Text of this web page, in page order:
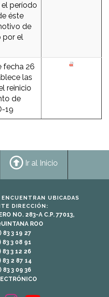
período
éste
de
por el
fecha 26
las
reinicio
de
19
Ir al Inicio
UBICADAS
DIRECCIÓN:
NO. 283-A C.P. 77013,
ROO
83 3 19 27
83 3 08 91
83 3 12 26
2 87 14
3 09 36